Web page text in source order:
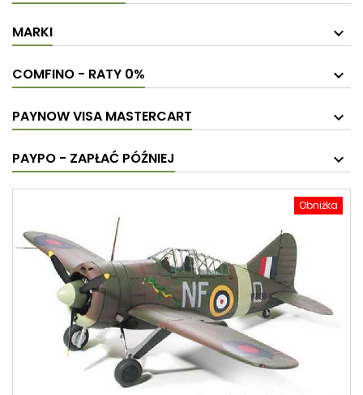
MARKI
COMFINO - RATY 0%
PAYNOW VISA MASTERCART
PAYPO - ZAPŁAĆ PÓŹNIEJ
Obniżka